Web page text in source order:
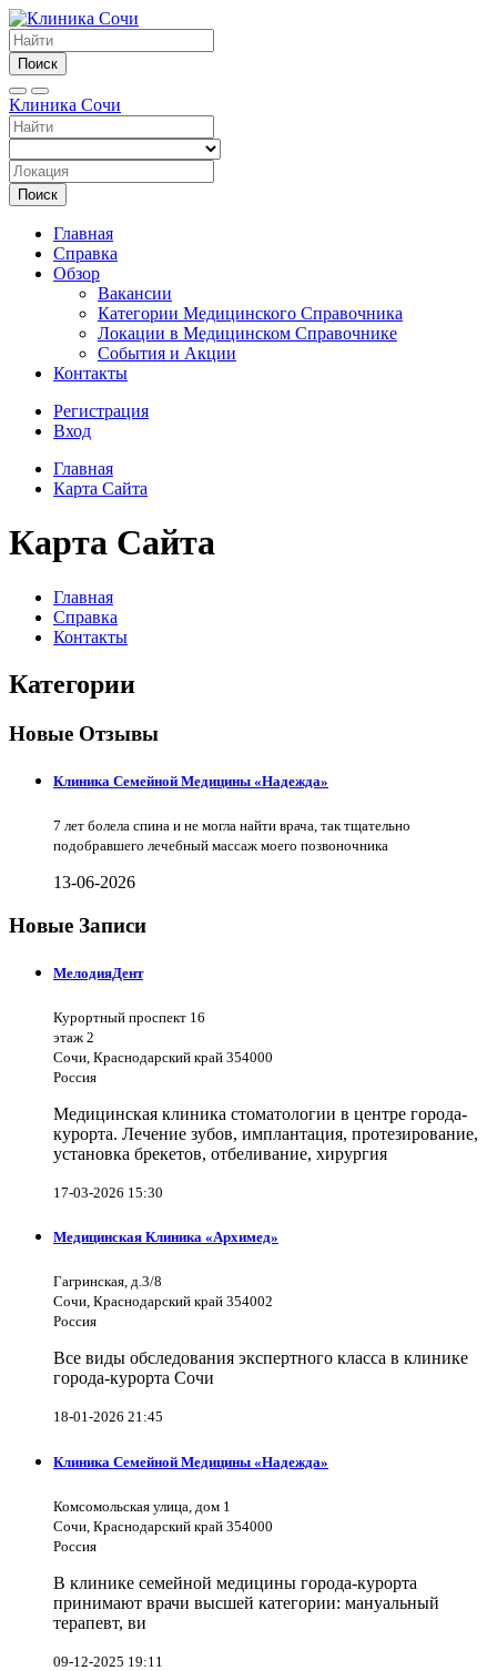
Поиск
Клиника Сочи
Поиск
Главная
Справка
Обзор
Вакансии
Категории Медицинского Справочника
Локации в Медицинском Справочнике
События и Акции
Контакты
Регистрация
Вход
Главная
Карта Сайта
Карта Сайта
Главная
Справка
Контакты
Категории
Новые Отзывы
Клиника Семейной Медицины «Надежда»
7 лет болела спина и не могла найти врача, так тщательно
подобравшего лечебный массаж моего позвоночника
13-06-2026
Новые Записи
МелодияДент
Курортный проспект 16
этаж 2
Сочи, Краснодарский край 354000
Россия
Медицинская клиника стоматологии в центре города-
курорта. Лечение зубов, имплантация, протезирование,
установка брекетов, отбеливание, хирургия
17-03-2026 15:30
Медицинская Клиника «Архимед»
Гагринская, д.3/8
Сочи, Краснодарский край 354002
Россия
Все виды обследования экспертного класса в клинике
города-курорта Сочи
18-01-2026 21:45
Клиника Семейной Медицины «Надежда»
Комсомольская улица, дом 1
Сочи, Краснодарский край 354000
Россия
В клинике семейной медицины города-курорта
принимают врачи высшей категории: мануальный
терапевт, ви
09-12-2025 19:11